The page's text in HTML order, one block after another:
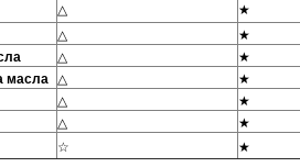
△
★
△
★
△
★
масла
△
★
△
★
△
★
☆ ★